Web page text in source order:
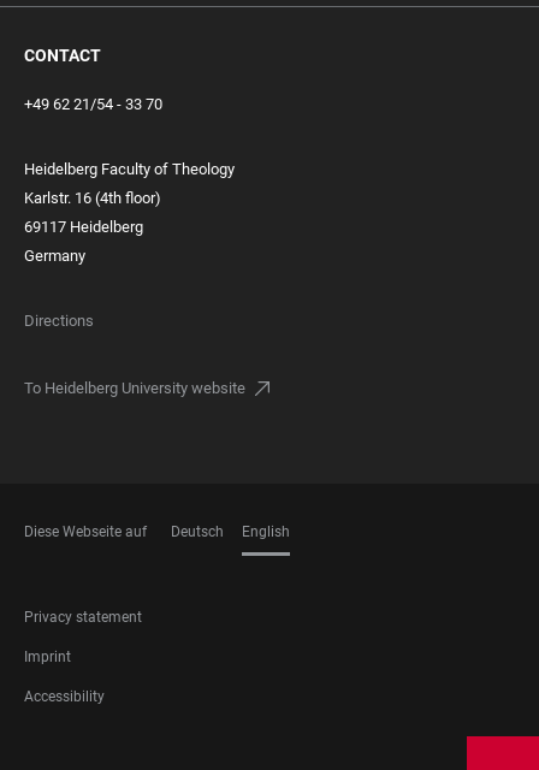
CONTACT
+49 62 21/54 - 33 70
Heidelberg Faculty of Theology
Karlstr. 16 (4th floor)
69117 Heidelberg
Germany
Directions
To Heidelberg University website
Diese Webseite auf Deutsch English
FOOTER
LEGAL
Privacy statement
Imprint
Accessibility